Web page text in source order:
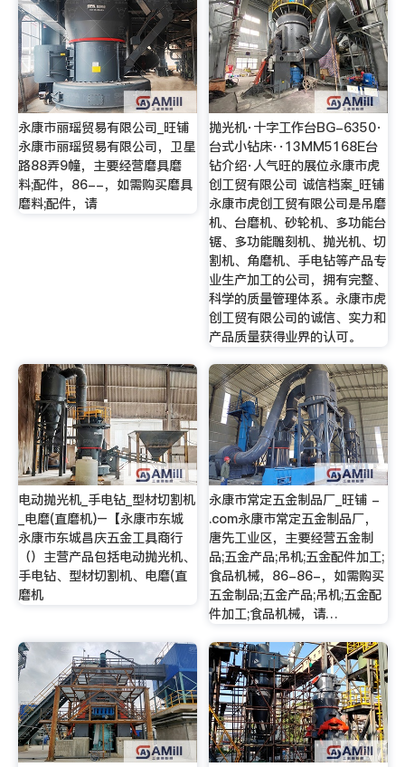
永康市丽瑶贸易有限公司_旺铺
永康市丽瑶贸易有限公司，卫星
路88弄9幢，主要经营磨具磨
料;配件，86--，如需购买磨具
磨料;配件，请
抛光机·十字工作台BG-6350·
台式小钻床··13MM5168E台
钻介绍·人气旺的展位永康市虎
创工贸有限公司 诚信档案_旺铺
永康市虎创工贸有限公司是吊磨
机、台磨机、砂轮机、多功能台
锯、多功能雕刻机、抛光机、切
割机、角磨机、手电钻等产品专
业生产加工的公司，拥有完整、
科学的质量管理体系。永康市虎
创工贸有限公司的诚信、实力和
产品质量获得业界的认可。
电动抛光机_手电钻_型材切割机
_电磨(直磨机)–【永康市东城
永康市东城昌庆五金工具商行
（）主营产品包括电动抛光机、
手电钻、型材切割机、电磨(直
磨机
永康市常定五金制品厂_旺铺 -
.com永康市常定五金制品厂，
唐先工业区，主要经营五金制
品;五金产品;吊机;五金配件加工;
食品机械，86-86-，如需购买
五金制品;五金产品;吊机;五金配
件加工;食品机械，请…